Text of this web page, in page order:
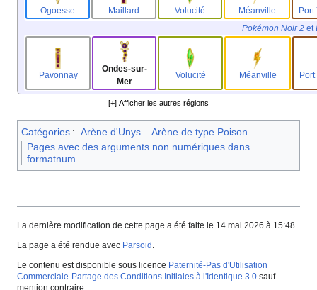
Ogoesse Maillard Volucité Méanville
Port
Pokémon Noir 2et
Pavonnay
Ondes-sur-
Mer
Volucité Méanville
[+] Afficher les autres régions
Catégories : Arène d'Unys
Arène de type Poison
Pages avec des arguments non numériques dans
formatnum
La dernière modification de cette page a été faite le 14 mai 2026 à 15:48.
La page a été rendue avec Parsoid .
Le contenu est disponible sous licence Paternité-Pas d'Utilisation
Commerciale-Partage des Conditions Initiales à l'Identique 3.0 sauf
mention contraire.